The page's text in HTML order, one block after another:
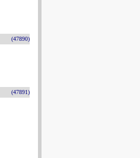
(47890)
(47891)